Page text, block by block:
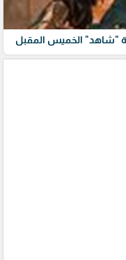
"شاهد" الخميس المقبل